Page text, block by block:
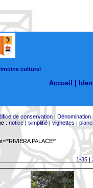
culturel
Accueil |
de conservation| Dénomination
: notice| simplifié|vignettes |
PALACE*'
1-35|